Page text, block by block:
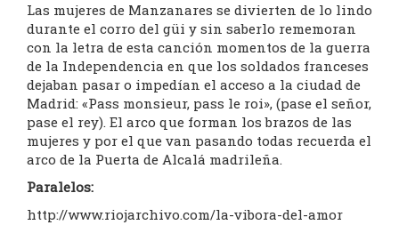
Las mujeres de Manzanares se divierten de lo lindo
durante el corro del güi y sin saberlo rememoran
con la letra de esta canción momentos de la guerra
de la Independencia en que los soldados franceses
dejaban pasar o impedían el acceso a la ciudad de
Madrid: «Pass monsieur, pass le roi», (pase el señor,
pase el rey). El arco que forman los brazos de las
mujeres y por el que van pasando todas recuerda el
arco de la Puerta de Alcalá madrileña.
Paralelos:
http://www.riojarchivo.com/la-vibora-del-amor